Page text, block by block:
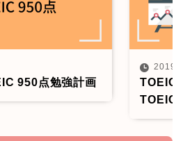
950点勉強計画
TOEIC
TOEIC